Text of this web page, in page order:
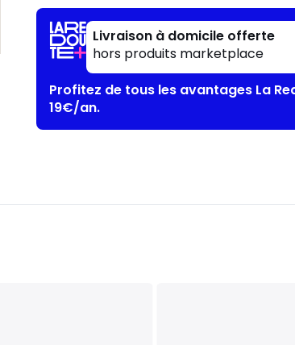
Livraison à domicile offerte
hors produits marketplace
Profitez de tous les avantages La
19€/an.